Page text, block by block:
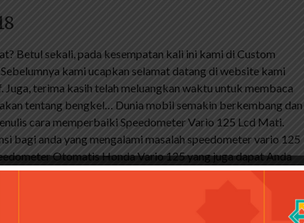
Betul sekali, pada kesempatan kali ini kami di Custom
kami ucapkan selamat datang di website kami
terima kasih telah meluangkan waktu untuk membaca
tentang bengkel… Dunia mobil semakin berkembang dan
cara memperbaiki Speedometer Vario 125 Lcd Mati.
bagi anda yang mengalami masalah speedometer vario 125
Otomatis Honda Vario 125 yang juga dapat Anda
artikel kami tentang LCD vario 125 speed yang rusak